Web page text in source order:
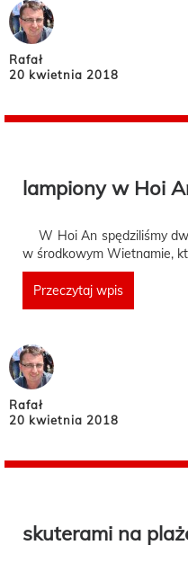
Rafał
20 kwietnia 2018
lampiony w Hoi
W Hoi An spędziliśmy
w środkowym Wietnamie,
Przeczytaj wpis
Rafał
20 kwietnia 2018
skuterami na